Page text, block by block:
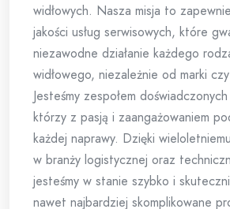
widłowych. Nasza misja to
jakości usług serwisowych, które
niezawodne działanie każdego
widłowego, niezależnie od marki
Jesteśmy zespołem
którzy z pasją i zaangażowaniem
każdej naprawy. Dzięki
w branży logistycznej oraz
jesteśmy w stanie szybko i
nawet najbardziej skomplikowane